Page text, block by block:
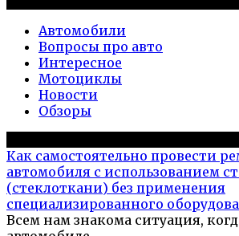
Автомобили
Вопросы про авто
Интересное
Мотоциклы
Новости
Обзоры
Как самостоятельно провести
автомобиля с использованием
(стеклоткани) без применения
специализированного
Всем нам знакома ситуация,